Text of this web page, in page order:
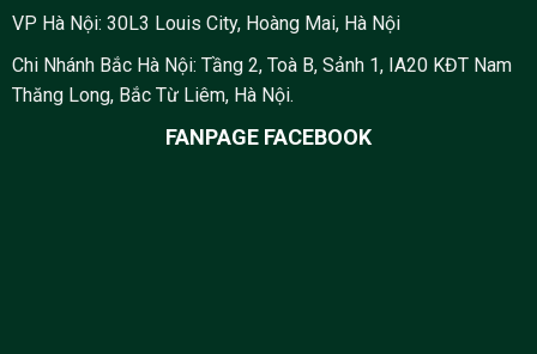
VP Hà Nội: 30L3 Louis City, Hoàng Mai, Hà Nội
Chi Nhánh Bắc Hà Nội: Tầng 2, Toà B, Sảnh 1, IA20 KĐT Nam
Thăng Long, Bắc Từ Liêm, Hà Nội.
FANPAGE FACEBOOK